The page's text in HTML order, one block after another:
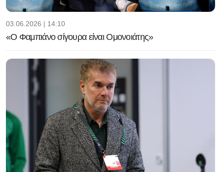
03.06.2026 | 14:10
«Ο Φαμπιάνο σίγουρα είναι Ομονοιάτης»